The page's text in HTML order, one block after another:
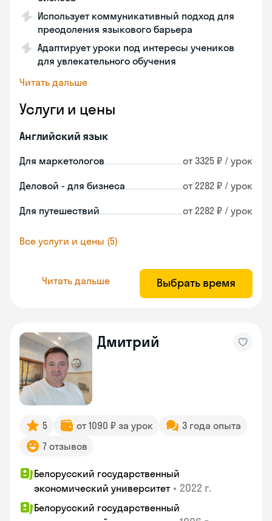
Использует коммуникативный подход для
преодоления языкового барьера
Адаптирует уроки под интересы учеников
для увлекательного обучения
Читать дальше
Услуги и цены
Английский язык
Для маркетологов от 3325 ₽ / урок
Деловой - для бизнеса от 2282 ₽ / урок
Для путешествий от 2282 ₽ / урок
Все услуги и цены (5)
Читать дальше Выбрать время
Дмитрий
5 от 1090 ₽ за урок
3 года опыта
7 отзывов
Белорусский государственный
экономический университет • 2022 г.
Белорусский государственный